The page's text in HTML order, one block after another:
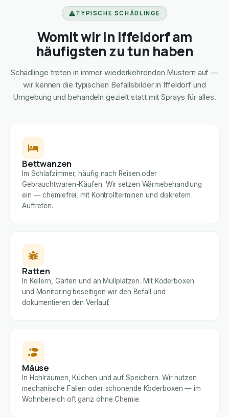
TYPISCHE SCHÄDLINGE
Womit wir in Iffeldorf am
häufigsten zu tun haben
Schädlinge treten in immer wiederkehrenden Mustern auf —
wir kennen die typischen Befallsbilder in Iffeldorf und
Umgebung und behandeln gezielt statt mit Sprays für alles.
Bettwanzen
Im Schlafzimmer, häufig nach Reisen oder
Gebrauchtwaren-Käufen. Wir setzen Wärmebehandlung
ein — chemiefrei, mit Kontrollterminen und diskretem
Auftreten.
Ratten
In Kellern, Gärten und an Müllplätzen. Mit Köderboxen
und Monitoring beseitigen wir den Befall und
dokumentieren den Verlauf.
Mäuse
In Hohlräumen, Küchen und auf Speichern. Wir nutzen
mechanische Fallen oder schonende Köderboxen — im
Wohnbereich oft ganz ohne Chemie.